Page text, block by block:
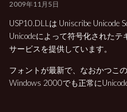
2009年11月5日
USP10.DLLは Uniscribe Unicode
Unicodeによって符号化された
サービスを提供しています。
フォントが最新で、なおかつこ
Windows 2000でも正常に